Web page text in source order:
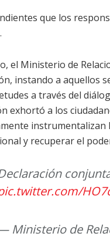
que los
el Ministerio de
instando a aquellos
a través del
exhortó a los
instrumentalizan
y recuperar el
Ministerio de